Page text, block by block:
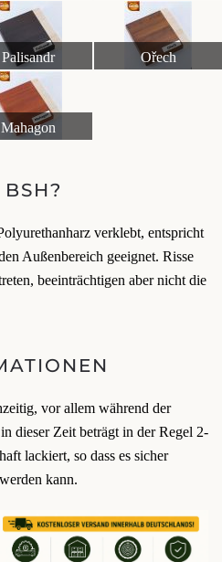
Palisandr Ořech
Mahagon
verklebt, entspricht
Außenbereich geeignet. Risse
beeinträchtigen aber nicht die
vor allem während der
dieser Zeit beträgt in der Regel 2-
lackiert, so dass es sicher
kann.